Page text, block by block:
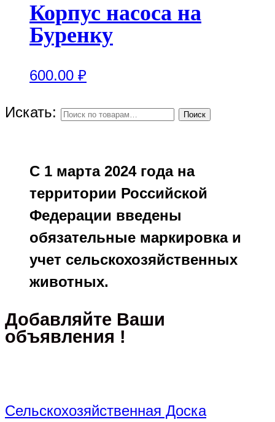
Корпус насоса на
Буренку
600.00 ₽
Искать: Поиск
С 1 марта 2024 года на
территории Российской
Федерации введены
обязательные маркировка и
учет сельскохозяйственных
животных.
Добавляйте Ваши
объявления !
Сельскохозяйственная Доска